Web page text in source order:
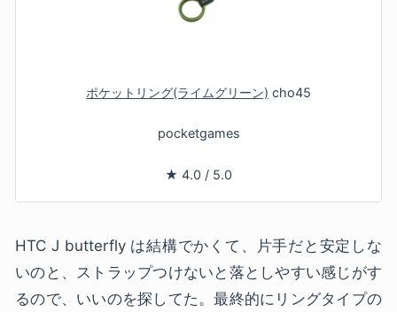
ポケットリング(ライムグリーン) cho45
pocketgames
★ 4.0 / 5.0
HTC J butterfly は結構でかくて、片手だと安定しな
いのと、ストラップつけないと落としやすい感じがす
るので、いいのを探してた。最終的にリングタイプの